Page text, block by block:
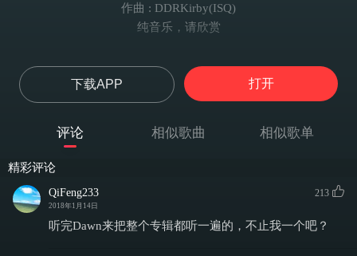
作曲 : DDRKirby(ISQ)
纯音乐，请欣赏
下载APP 打开
评论 相似歌曲 相似歌单
精彩评论
QiFeng233
2018年1月14日
213
听完Dawn来把整个专辑都听一遍的，不止我一个吧？